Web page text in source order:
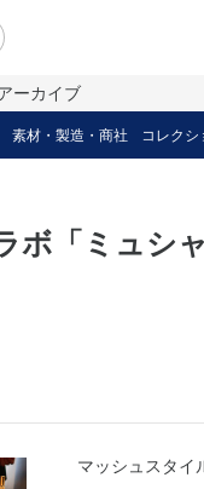
ーカイブ
素材・製造・商社 コレクシ
ボ「ミュシ
マッシュスタイ